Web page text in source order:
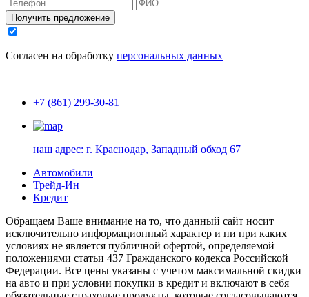
Получить предложение
Согласен на обработку персональных данных
+7 (861) 299-30-81
наш адрес: г. Краснодар, Западный обход 67
Автомобили
Трейд-Ин
Кредит
Обращаем Ваше внимание на то, что данный сайт носит
исключительно информационный характер и ни при каких
условиях не является публичной офертой, определяемой
положениями статьи 437 Гражданского кодекса Российской
Федерации. Все цены указаны с учетом максимальной скидки
на авто и при условии покупки в кредит и включают в себя